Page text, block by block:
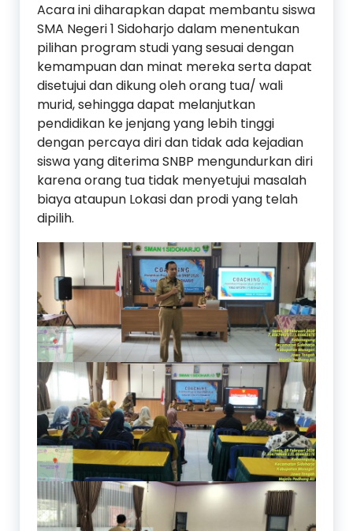
Acara ini diharapkan dapat membantu siswa
SMA Negeri 1 Sidoharjo dalam menentukan
pilihan program studi yang sesuai dengan
kemampuan dan minat mereka serta dapat
disetujui dan dikung oleh orang tua/ wali
murid, sehingga dapat melanjutkan
pendidikan ke jenjang yang lebih tinggi
dengan percaya diri dan tidak ada kejadian
siswa yang diterima SNBP mengundurkan diri
karena orang tua tidak menyetujui masalah
biaya ataupun Lokasi dan prodi yang telah
dipilih.